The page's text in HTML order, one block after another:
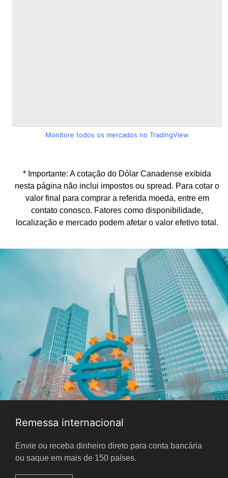
Monitore todos os mercados no TradingView
* Importante: A cotação do Dólar Canadense exibida
nesta página não inclui impostos ou spread. Para cotar o
valor final para comprar a referida moeda, entre em
contato conosco. Fatores como disponibilidade,
localização e mercado podem afetar o valor efetivo total.
Remessa internacional
Envie ou receba dinheiro direto para conta bancária
ou saque em mais de 150 países.